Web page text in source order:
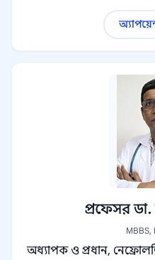
প্রফেসর
MBBS,
অধ্যাপক ও প্রধান,